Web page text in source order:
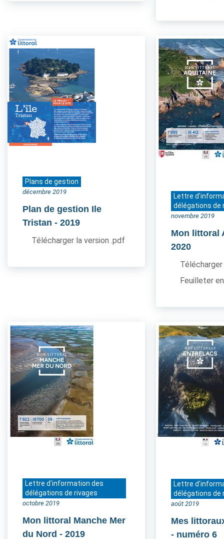
Plans de gestion
décembre 2019
Plan de gestion Ile
Tristan - 2019
Télécharger la version .pdf
Lettre
délégations de
novembre 2019
Mon littoral
2020
Feuilleter
Lettre d'information des
délégations de rivages
octobre 2019
Mon littoral Manche Mer
du Nord - 2019
Lettre
délégations de
août 2019
Mes
- numéro 6